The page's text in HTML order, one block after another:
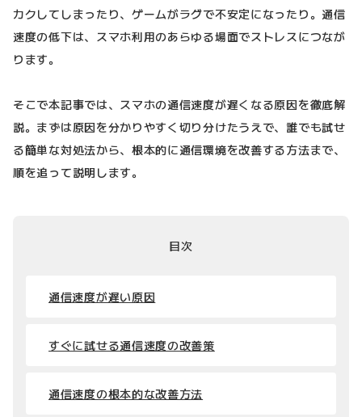
カクしてしまったり、ゲームがラグで不安定になったり。通信
速度の低下は、スマホ利用のあらゆる場面でストレスにつなが
ります。
そこで本記事では、スマホの通信速度が遅くなる原因を徹底解
説。まずは原因を分かりやすく切り分けたうえで、誰でも試せ
る簡単な対処法から、根本的に通信環境を改善する方法まで、
順を追って説明します。
目次
通信速度が遅い原因
すぐに試せる通信速度の改善策
通信速度の根本的な改善方法